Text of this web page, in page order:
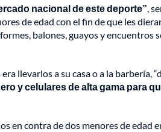
nacional de este deporte”,
de edad con el fin de que les
balones, guayos y encuentros
llevarlos a su casa o a la barbería,
y celulares de alta gama para
en contra de dos menores de edad